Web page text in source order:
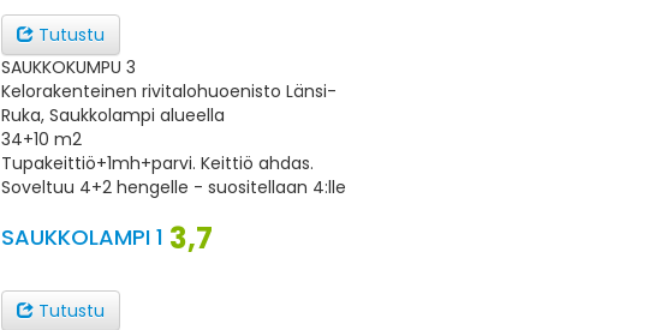
Tutustu
SAUKKOKUMPU 3
Kelorakenteinen rivitalohuoenisto Länsi-
Ruka, Saukkolampi alueella
34+10 m2
Tupakeittiö+1mh+parvi. Keittiö ahdas.
Soveltuu 4+2 hengelle - suositellaan 4:lle
SAUKKOLAMPI 1 3,7
Tutustu